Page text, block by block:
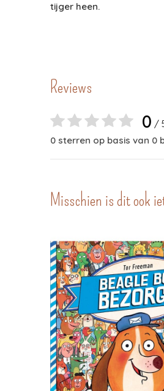
tijger heen.
Reviews
0 /
0 sterren op basis van 0
Misschien is dit ook